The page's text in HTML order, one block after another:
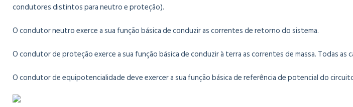
condutores distintos para neutro e proteção).
O condutor neutro exerce a sua função básica de conduzir as correntes de retorno do sistema.
O condutor de proteção exerce a sua função básica de conduzir à terra as correntes de massa. Todas
O condutor de equipotencialidade deve exercer a sua função básica de referência de potencial do